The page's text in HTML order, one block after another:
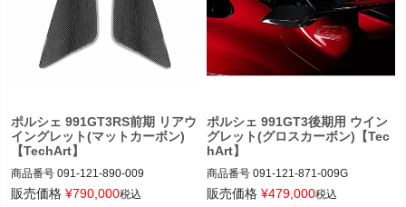
ポルシェ 991GT3RS前期 リアウ
イングレット(マットカーボン)
【TechArt】
商品番号 091-121-890-009
091-121-890-009
販売価格 ¥790,000税込
ポルシェ 991GT3後期用 ウイン
グレット(グロスカーボン)【Tec
hArt】
商品番号 091-121-871-009G
091-121-871-009G
販売価格 ¥479,000税込